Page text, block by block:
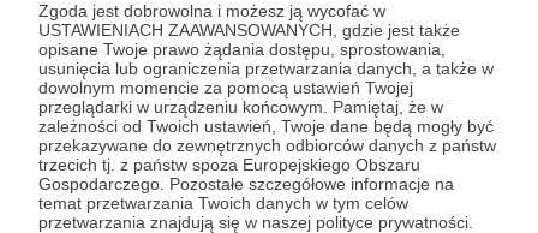
Zgoda jest dobrowolna i możesz ją wycofać w
USTAWIENIACH ZAAWANSOWANYCH, gdzie jest także
opisane Twoje prawo żądania dostępu, sprostowania,
usunięcia lub ograniczenia przetwarzania danych, a także w
dowolnym momencie za pomocą ustawień Twojej
przeglądarki w urządzeniu końcowym. Pamiętaj, że w
zależności od Twoich ustawień, Twoje dane będą mogły być
przekazywane do zewnętrznych odbiorców danych z państw
trzecich tj. z państw spoza Europejskiego Obszaru
Gospodarczego. Pozostałe szczegółowe informacje na
temat przetwarzania Twoich danych w tym celów
przetwarzania znajdują się w naszej polityce prywatności.
DZIKIE UCHO
Zobacz profil autora
Zobacz również